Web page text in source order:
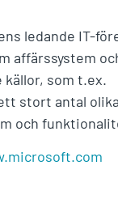
ledande IT-
affärssystem
källor, som t.ex.
stort antal
och